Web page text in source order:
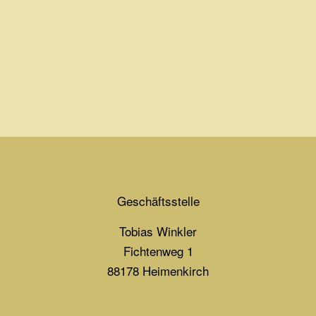
Geschäftsstelle
Tobias Winkler
Fichtenweg 1
88178 Heimenkirch